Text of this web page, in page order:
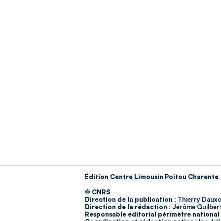
Édition Centre Limousin Poitou Charente
© CNRS
Direction de la publication : Thierry
Direction de la rédaction : Jérôme
Responsable éditorial périmètre national